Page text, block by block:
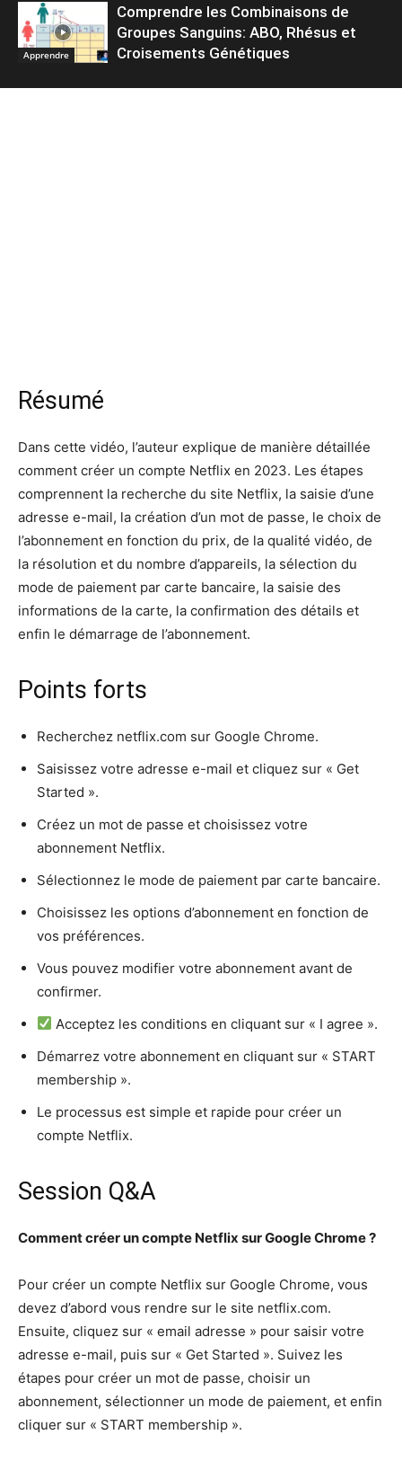
Apprendre
Comprendre les Combinaisons de
Groupes Sanguins: ABO, Rhésus et
Croisements Génétiques
Résumé
Dans cette vidéo, l’auteur explique de manière détaillée
comment créer un compte Netflix en 2023. Les étapes
comprennent la recherche du site Netflix, la saisie d’une
adresse e-mail, la création d’un mot de passe, le choix de
l’abonnement en fonction du prix, de la qualité vidéo, de
la résolution et du nombre d’appareils, la sélection du
mode de paiement par carte bancaire, la saisie des
informations de la carte, la confirmation des détails et
enfin le démarrage de l’abonnement.
Points forts
Recherchez netflix.com sur Google Chrome.
Saisissez votre adresse e-mail et cliquez sur « Get
Started ».
Créez un mot de passe et choisissez votre
abonnement Netflix.
Sélectionnez le mode de paiement par carte bancaire.
Choisissez les options d’abonnement en fonction de
vos préférences.
Vous pouvez modifier votre abonnement avant de
confirmer.
Acceptez les conditions en cliquant sur « I agree ».
Démarrez votre abonnement en cliquant sur « START
membership ».
Le processus est simple et rapide pour créer un
compte Netflix.
Session Q&A
Comment créer un compte Netflix sur Google Chrome ?
Pour créer un compte Netflix sur Google Chrome, vous
devez d’abord vous rendre sur le site netflix.com.
Ensuite, cliquez sur « email adresse » pour saisir votre
adresse e-mail, puis sur « Get Started ». Suivez les
étapes pour créer un mot de passe, choisir un
abonnement, sélectionner un mode de paiement, et enfin
cliquer sur « START membership ».